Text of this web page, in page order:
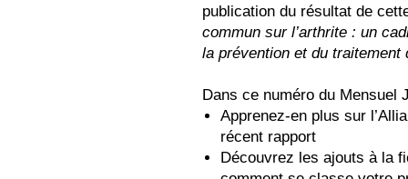
publication du résultat de
commun sur l’arthrite : un
la prévention et du traitement
Dans ce numéro du Mensuel
Apprenez-en plus sur
récent rapport
Découvrez les ajouts à la